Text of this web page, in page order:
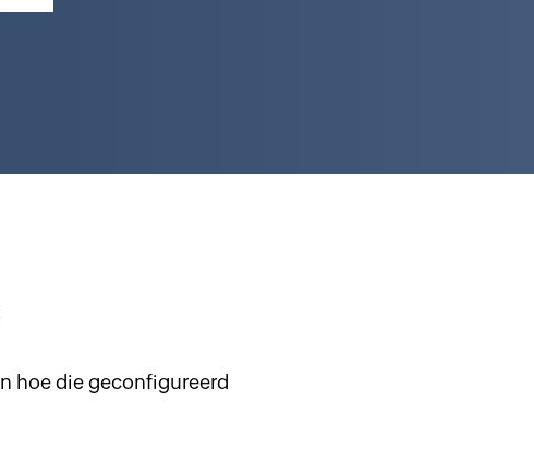
hoe die geconfigureerd